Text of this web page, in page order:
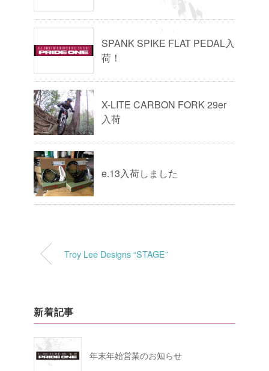
SPANK SPIKE FLAT PEDAL入
荷！
X-LITE CARBON FORK 29er
入荷
e.13入荷しました
Troy Lee Designs “STAGE”
新着記事
年末年始営業のお知らせ